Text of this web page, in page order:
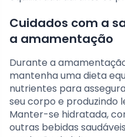
Cuidados com a
a amamentação
Durante a
mantenha uma dieta
nutrientes para
seu corpo e produzindo
Manter-se hidratada,
outras bebidas